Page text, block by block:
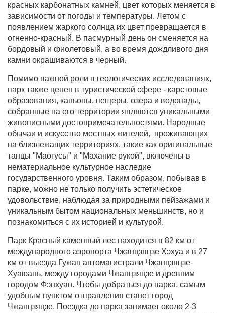
красных карбонатных камней, цвет которых меняется в
зависимости от погоды и температуры. Летом с
появлением жаркого солнца их цвет превращается в
огненно-красный. В пасмурный день он сменяется на
бордовый и фиолетовый, а во время дождливого дня
камни окрашиваются в черный.
Помимо важной роли в геологических исследованиях,
парк также ценен в туристической сфере - карстовые
образования, каньоны, пещеры, озера и водопады,
собранные на его территории являются уникальными
живописными достопримечательностями. Народные
обычаи и искусство местных жителей, проживающих
на близлежащих территориях, такие как оригинальные
танцы "Маогусы" и "Махание рукой", включены в
нематериальное культурное наследие
государственного уровня. Таким образом, побывав в
парке, можно не только получить эстетическое
удовольствие, наблюдая за природными пейзажами и
уникальным бытом национальных меньшинств, но и
познакомиться с их историей и культурой.
Парк Красный каменный лес находится в 82 км от
международного аэропорта Чжанцзяцзе Хэхуа и в 27
км от выезда Гужан автомагистрали Чжанцзяцзе-
Хуаюань, между городами Чжанцзяцзе и древним
городом Фэнхуан. Чтобы добраться до парка, самым
удобным пунктом отправления станет город
Чжанцзяцзе. Поездка до парка занимает около 2-3